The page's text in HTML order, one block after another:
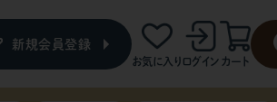
新規会員登録
お気に入り ログイン カート